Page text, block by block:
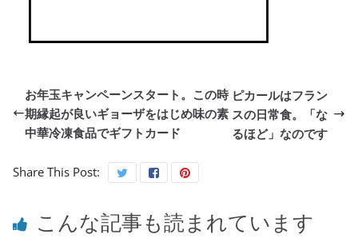
お年玉キャンペーンスタート。この時
期縁起が良いギョーザをはじめ味の素
中華冷凍食品でギフトカード
ピカールはフラン
スの日常食。「な
るほど」なのです
Share This Post:
こんな記事も読まれています